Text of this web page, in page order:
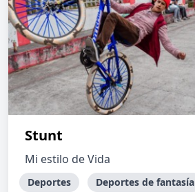
Stunt
Mi estilo de Vida
Deportes Deportes de fantasía